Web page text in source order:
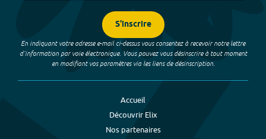
S'inscrire
En indiquant votre adresse e-mail ci-dessus vous consentez à recevoir notre lettre
d’information par voie électronique. Vous pouvez vous désinscrire à tout moment
en modifiant vos paramètres via les liens de désinscription.
Accueil
Découvrir Elix
Nos partenaires